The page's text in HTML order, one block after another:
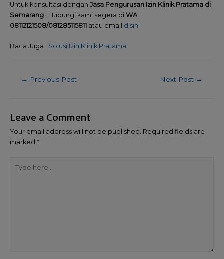
Untuk konsultasi dengan Jasa Pengurusan Izin Klinik Pratama di
Semarang , Hubungi kami segera di WA
08112121508/081285115811 atau email disini
Baca Juga : Solusi Izin Klinik Pratama
← Previous Post Next Post →
Leave a Comment
Your email address will not be published. Required fields are
marked *